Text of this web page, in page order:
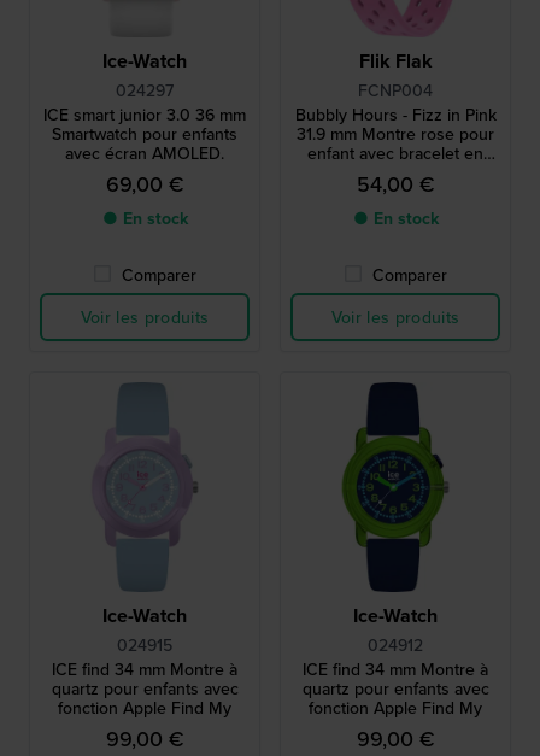
Ice-Watch
024297
ICE smart junior 3.0 36 mm
Smartwatch pour enfants
avec écran AMOLED.
69,00 €
● En stock
Comparer
Voir les produits
Flik Flak
FCNP004
Bubbly Hours - Fizz in Pink
31.9 mm Montre rose pour
enfant avec bracelet en
silicone
54,00 €
● En stock
Comparer
Voir les produits
Ice-Watch
024915
ICE find 34 mm Montre à
quartz pour enfants avec
fonction Apple Find My
99,00 €
Ice-Watch
024912
ICE find 34 mm Montre à
quartz pour enfants avec
fonction Apple Find My
99,00 €